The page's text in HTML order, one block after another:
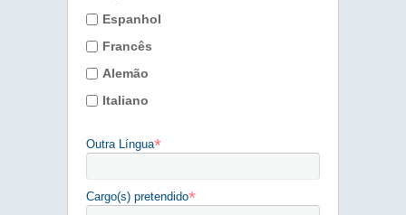
Espanhol
Francês
Alemão
Italiano
Outra Língua*
Cargo(s) pretendido*